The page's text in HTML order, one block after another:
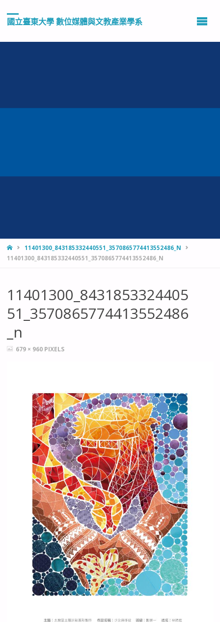
國立臺東大學 數位媒體與文教產業學系
HOME11401300_843185332440551_3570865774413552486_N
11401300_843185332440551_3570865774413552486_N
11401300_8431853324405
51_3570865774413552486
_n
FULL679 × 960 PIXELS